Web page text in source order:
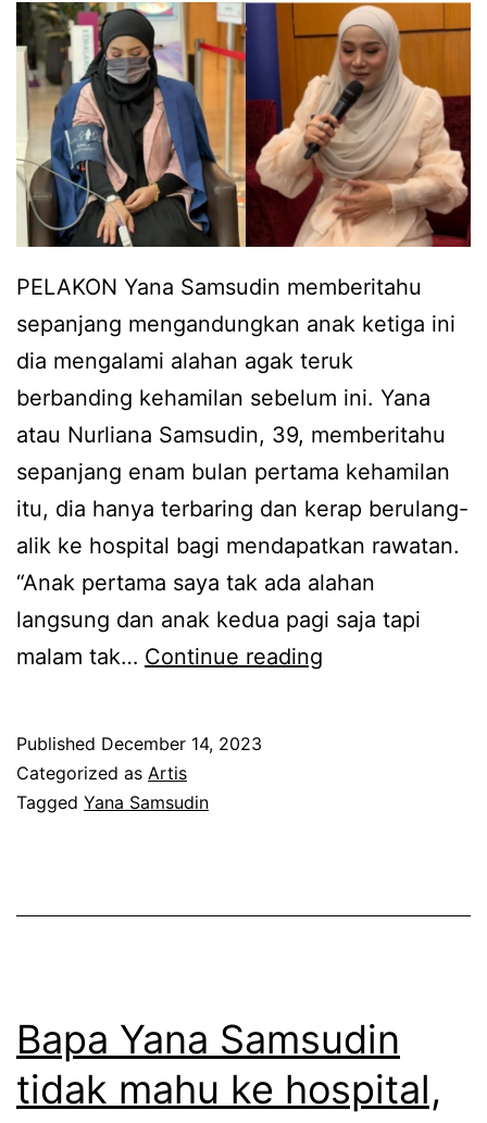
p
u
n
y
a
p
a
s
,
Y
n
a
m
d
i
i
k
PELAKON Yana Samsudin memberitahu
sepanjang mengandungkan anak ketiga ini
dia mengalami alahan agak teruk
berbanding kehamilan sebelum ini. Yana
atau Nurliana Samsudin, 39, memberitahu
sepanjang enam bulan pertama kehamilan
itu, dia hanya terbaring dan kerap berulang-
alik ke hospital bagi mendapatkan rawatan.
“Anak pertama saya tak ada alahan
langsung dan anak kedua pagi saja tapi
malam tak… Continue reading
e
l
u
Published December 14, 2023
Categorized as Artis
Tagged Yana Samsudin
Bapa Yana Samsudin
tidak mahu ke hospital,